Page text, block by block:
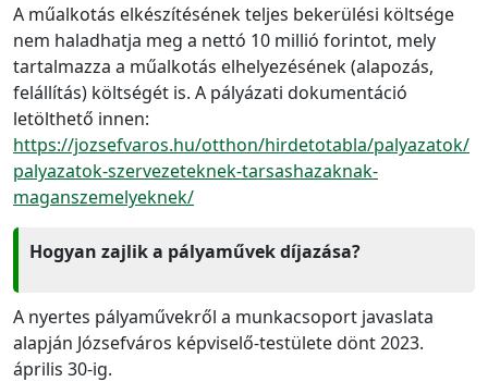
A műalkotás elkészítésének teljes bekerülési költsége
nem haladhatja meg a nettó 10 millió forintot, mely
tartalmazza a műalkotás elhelyezésének (alapozás,
felállítás) költségét is. A pályázati dokumentáció
letölthető innen:
https://jozsefvaros.hu/otthon/hirdetotabla/palyazatok/
palyazatok-szervezeteknek-tarsashazaknak-
maganszemelyeknek/
Hogyan zajlik a pályaművek díjazása?
A nyertes pályaművekről a munkacsoport javaslata
alapján Józsefváros képviselő-testülete dönt 2023.
április 30-ig.